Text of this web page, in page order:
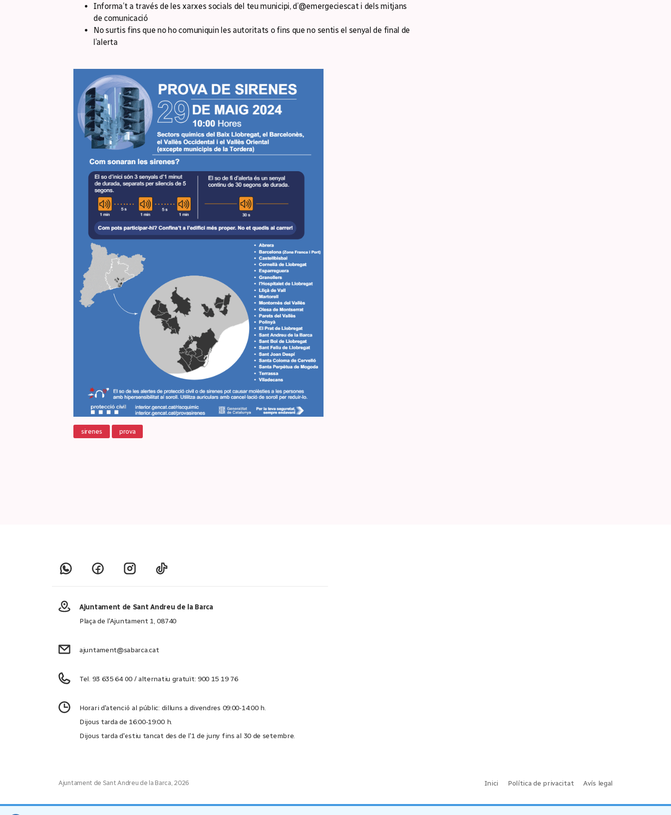
Informa’t a través de les xarxes socials del teu municipi, d’@emergeciescat i dels mitjans
de comunicació
No surtis fins que no ho comuniquin les autoritats o fins que no sentis el senyal de final de
l’alerta
sirenes prova
Ajuntament de Sant Andreu de la Barca
Plaça de l'Ajuntament 1, 08740
ajuntament@sabarca.cat
Tel. 93 635 64 00 / alternatiu gratuït: 900 15 19 76
Horari d'atenció al públic: dilluns a divendres 09:00-14:00 h.
Dijous tarda de 16:00-19:00 h.
Dijous tarda d'estiu tancat des de l'1 de juny fins al 30 de setembre.
Ajuntament de Sant Andreu de la Barca, 2026 Inici Política de privacitat Avís legal